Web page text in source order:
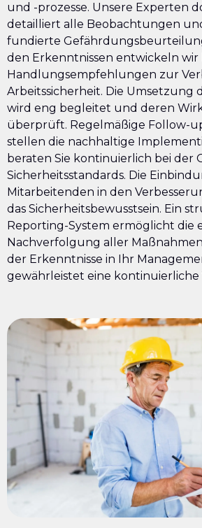
und -prozesse. Unsere Experten
detailliert alle Beobachtungen
fundierte
den Erkenntnissen entwickeln
Handlungsempfehlungen zur
Arbeitssicherheit. Die Umsetzung
wird eng begleitet und deren
überprüft. Regelmäßige Follow-
stellen die nachhaltige
beraten Sie kontinuierlich bei der
Sicherheitsstandards. Die
Mitarbeitenden in den
das Sicherheitsbewusstsein. Ein
Reporting-System ermöglicht die
Nachverfolgung aller
der Erkenntnisse in Ihr
gewährleistet eine kontinuierliche